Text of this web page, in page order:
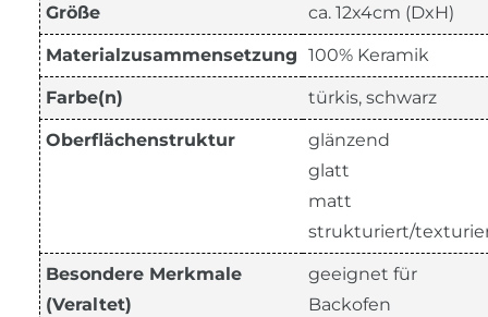
Größe ca. 12x4cm (DxH)
Materialzusammensetzung 100% Keramik
Farbe(n) türkis, schwarz
Oberflächenstruktur
glänzend
glatt
matt
strukturiert/
Besondere Merkmale
(Veraltet)
geeignet für
Backofen